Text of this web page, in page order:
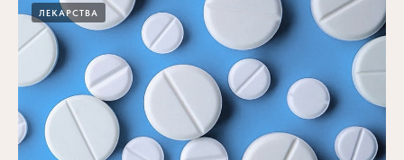
ЛЕКАРСТВА